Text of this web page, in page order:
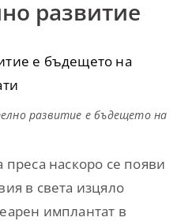
развитие
развитие е бъдещето на
наскоро се появи
в света изцяло
имплантат в